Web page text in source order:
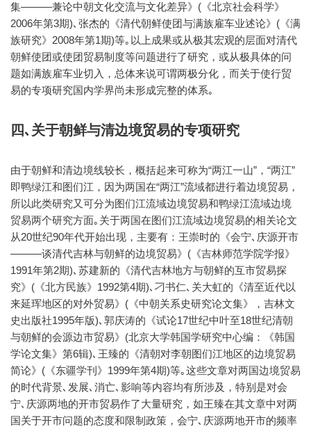
集———兼论中朝文化交流与文化差异》(《北京社会科学》
2006年第3期)､张杰的《清代朝鲜使团与满族雇车业述论》(《满
族研究》2008年第1期)等｡以上成果或从极其宏观的层面对清代
朝鲜使团或使团贸易制度等问题进行了研究，或从极具体的问
题如满族雇车业切入，总体来说可谓两极分化，而关于使行贸
易的专项研究国内学界尚未形成完整的体系｡
四､关于朝鲜与清边境贸易的专项研究
由于朝鲜和清边境线较长，概括起来可称为“两江一山”，“两江”
即鸭绿江和图们江，因为两国在“两江”流域都进行着边境贸易，
所以此类研究又可分为图们江流域边境贸易和鸭绿江流域边境
贸易两个研究方面｡关于两国在图们江流域边境贸易的相关论文
从20世纪90年代开始出现，主要有：王崇时的《会宁､庆源开市
———谈清代吉林与朝鲜的边境贸易》(《吉林师范学院学报》
1991年第2期)､苏建新的《清代吉林地方与朝鲜的互市贸易探
究》(《北方民族》1992第4期)､刁书仁､关大虹的《清至近代以
来延珲地区的对外贸易》(《中朝关系史研究论文集》，吉林文
史出版社1995年版)､郭庆涛的《试论17世纪中叶至18世纪清朝
与朝鲜的会源边市贸易》(北京大学韩国学研究中心编：《韩国
学论文集》第6辑)､王臻的《清朝对李朝图们江地区的边境贸易
简论》(《东疆学刊》1999年第4期)等｡这些文章对两国边境贸易
的时代背景､发展､消亡､影响等内容均有所涉及，特别是对会
宁､庆源两地的开市贸易作了大量研究，如王臻在其文章中对两
国关于开市问题的态度和限制政策，会宁､庆源两地开市的频率